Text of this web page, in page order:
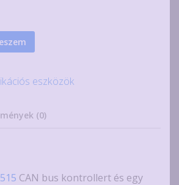
eszközök
(0)
CAN bus kontrollert és egy